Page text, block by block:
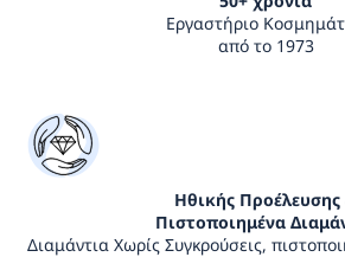
Εργαστήριο
από το 1973
Ηθικής Προέλευσης
Πιστοποιημένα
Διαμάντια Χωρίς Συγκρούσεις,